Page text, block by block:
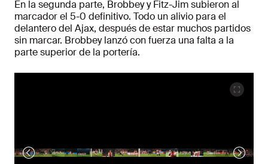
En la segunda parte, Brobbey y Fitz-Jim subieron al
marcador el 5-0 definitivo. Todo un alivio para el
delantero del Ajax, después de estar muchos partidos
sin marcar. Brobbey lanzó con fuerza una falta a la
parte superior de la portería.